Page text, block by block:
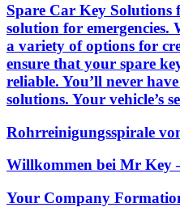
Spare Car Key Solutions
solution for emergencies.
a variety of options for
ensure that your spare
reliable. You’ll never
solutions. Your vehicle’s
Rohrreinigungsspirale
Willkommen bei Mr Key
Your Company